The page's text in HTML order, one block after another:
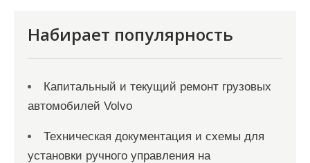
Набирает популярность
Капитальный и текущий ремонт грузовых
автомобилей Volvo
Техническая документация и схемы для
установки ручного управления на